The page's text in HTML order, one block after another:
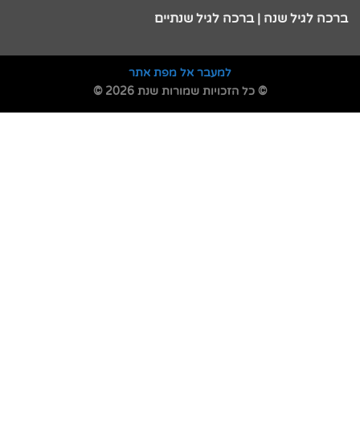
ברכה לגיל שנה | ברכה לגיל שנתיים
למעבר אל מפת אתר
© כל הזכויות שמורות שנת 2026 ©